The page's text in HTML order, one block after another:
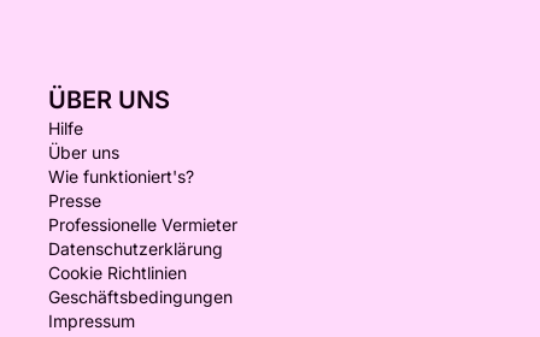
ÜBER UNS
Hilfe
Über uns
Wie funktioniert's?
Presse
Professionelle Vermieter
Datenschutzerklärung
Cookie Richtlinien
Geschäftsbedingungen
Impressum